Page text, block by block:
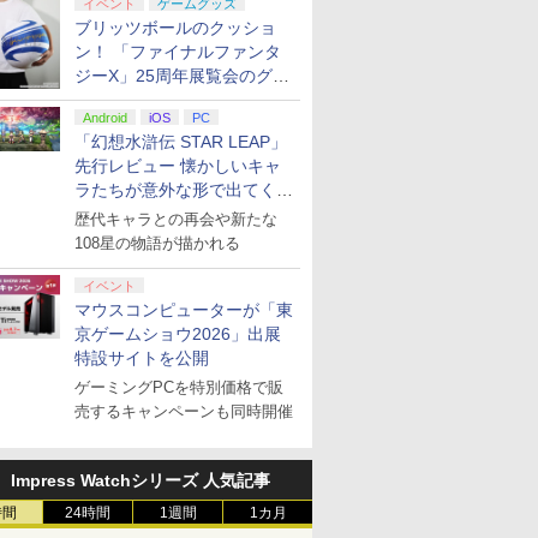
イベント ゲームグッズ
ブリッツボールのクッショ
ン！ 「ファイナルファンタ
ジーX」25周年展覧会のグッ
ズ情報が公開
Android iOS PC
「幻想水滸伝 STAR LEAP」
先行レビュー 懐かしいキャ
ラたちが意外な形で出てくる
シリーズ完全新作！
歴代キャラとの再会や新たな
108星の物語が描かれる
イベント
マウスコンピューターが「東
京ゲームショウ2026」出展
特設サイトを公開
ゲーミングPCを特別価格で販
売するキャンペーンも同時開催
Impress Watchシリーズ 人気記事
24時間 1週間 1カ月